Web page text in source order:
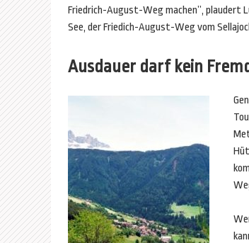
Friedrich-August-Weg machen”, plaudert
See, der Friedich-August-Weg vom
Ausdauer darf kein